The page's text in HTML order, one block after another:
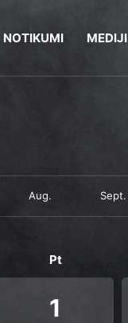
NOTIKUMI MEDIJI
Aug. Sept.
Pt
1